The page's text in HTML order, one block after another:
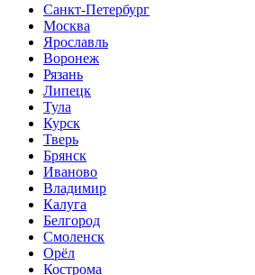
Санкт-Петербург
Москва
Ярославль
Воронеж
Рязань
Липецк
Тула
Курск
Тверь
Брянск
Иваново
Владимир
Калуга
Белгород
Смоленск
Орёл
Кострома